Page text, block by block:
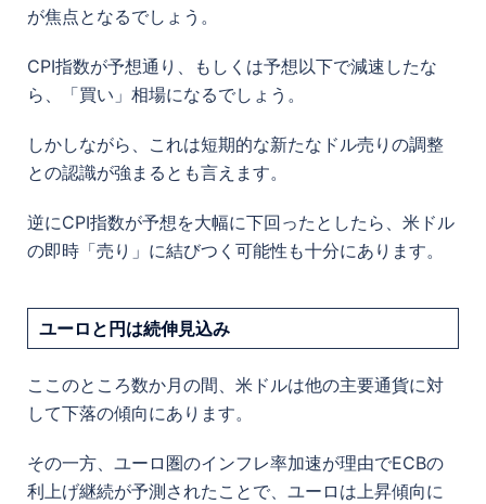
が焦点となるでしょう。
CPI指数が予想通り、もしくは予想以下で減速したな
ら、「買い」相場になるでしょう。
しかしながら、これは短期的な新たなドル売りの調整
との認識が強まるとも言えます。
逆にCPI指数が予想を大幅に下回ったとしたら、米ドル
の即時「売り」に結びつく可能性も十分にあります。
ユーロと円は続伸見込み
ここのところ数か月の間、米ドルは他の主要通貨に対
して下落の傾向にあります。
その一方、ユーロ圏のインフレ率加速が理由でECBの
利上げ継続が予測されたことで、ユーロは上昇傾向に